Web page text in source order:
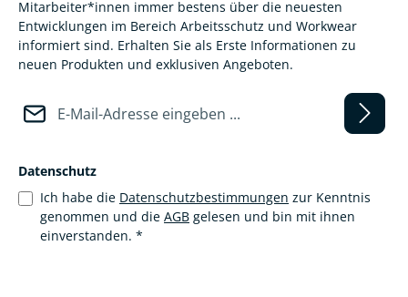
Mitarbeiter*innen immer bestens über die neuesten
Entwicklungen im Bereich Arbeitsschutz und Workwear
informiert sind. Erhalten Sie als Erste Informationen zu
neuen Produkten und exklusiven Angeboten.
Datenschutz
Ich habe die Datenschutzbestimmungen zur Kenntnis
genommen und die AGB gelesen und bin mit ihnen
einverstanden. *